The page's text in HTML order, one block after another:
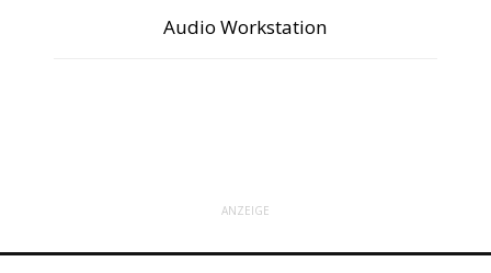
Audio Workstation
ANZEIGE